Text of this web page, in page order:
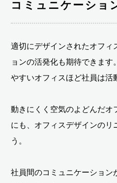
コミュニケーショ
適切にデザインされたオフィ
ョンの活発化も期待できます
やすいオフィスほど社員は活
動きにくく空気のよどんだオ
にも、オフィスデザインのリ
う。
社員間のコミュニケーション